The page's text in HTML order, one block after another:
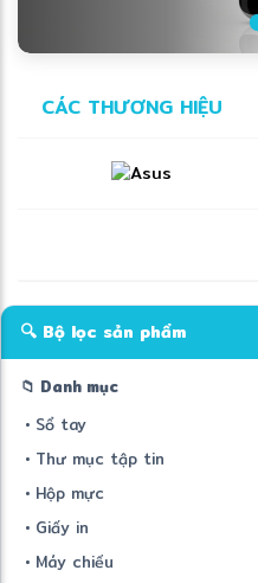
CÁC THƯƠNG HIỆU
🔍 Bộ lọc sản phẩm
📁 Danh mục
• Sổ tay
• Thư mục tập tin
• Hộp mực
• Giấy in
• Máy chiếu